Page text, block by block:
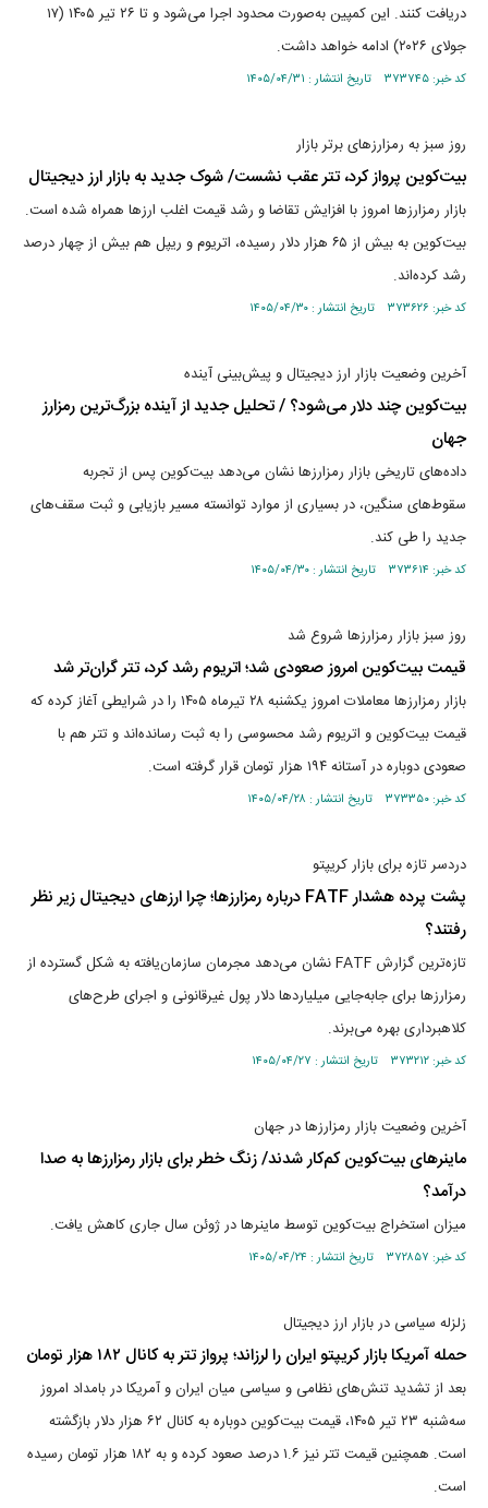
دریافت کنند. این کمپین به‌صورت محدود اجرا می‌شود و تا ۲۶ تیر ۱۴۰۵ (۱۷
جولای ۲۰۲۶) ادامه خواهد داشت.
کد خبر: ۳۷۳۷۴۵ تاریخ انتشار : ۱۴۰۵/۰۴/۳۱
روز سبز به رمزارزهای برتر بازار
بیت‌کوین پرواز کرد، تتر عقب نشست/ شوک جدید به بازار ارز دیجیتال
بازار رمزارزها امروز با افزایش تقاضا و رشد قیمت اغلب ارزها همراه شده است.
بیت‌کوین به بیش از ۶۵ هزار دلار رسیده، اتریوم و ریپل هم بیش از چهار درصد
رشد کرده‌اند.
کد خبر: ۳۷۳۶۲۶ تاریخ انتشار : ۱۴۰۵/۰۴/۳۰
آخرین وضعیت بازار ارز دیجیتال و پیش‌بینی آینده
بیت‌کوین چند دلار می‌شود؟ / تحلیل جدید از آینده بزرگ‌ترین رمزارز
جهان
داده‌های تاریخی بازار رمزارزها نشان می‌دهد بیت‌کوین پس از تجربه
سقوط‌های سنگین، در بسیاری از موارد توانسته مسیر بازیابی و ثبت سقف‌های
جدید را طی کند.
کد خبر: ۳۷۳۶۱۴ تاریخ انتشار : ۱۴۰۵/۰۴/۳۰
روز سبز بازار رمزارزها شروع شد
قیمت بیت‌کوین امروز صعودی شد؛ اتریوم رشد کرد، تتر گران‌تر شد
بازار رمزارز‌ها معاملات امروز یکشنبه ۲۸ تیرماه ۱۴۰۵ را در شرایطی آغاز کرده که
قیمت بیت‌کوین و اتریوم رشد محسوسی را به ثبت رسانده‌اند و تتر هم با
صعودی دوباره در آستانه ۱۹۴ هزار تومان قرار گرفته است.
کد خبر: ۳۷۳۳۵۰ تاریخ انتشار : ۱۴۰۵/۰۴/۲۸
دردسر تازه برای بازار کریپتو
پشت پرده هشدار FATF درباره رمزارزها؛ چرا ارز‌های دیجیتال زیر نظر
رفتند؟
تازه‌ترین گزارش FATF نشان می‌دهد مجرمان سازمان‌یافته به شکل گسترده از
رمزارزها برای جابه‌جایی میلیاردها دلار پول غیرقانونی و اجرای طرح‌های
کلاهبرداری بهره می‌برند.
کد خبر: ۳۷۳۲۱۲ تاریخ انتشار : ۱۴۰۵/۰۴/۲۷
آخرین وضعیت بازار رمزارزها در جهان
ماینرهای بیت‌کوین کم‌کار شدند/ زنگ خطر برای بازار رمزارزها به صدا
درآمد؟
میزان استخراج بیت‌کوین توسط ماینرها در ژوئن سال جاری کاهش یافت.
کد خبر: ۳۷۲۸۵۷ تاریخ انتشار : ۱۴۰۵/۰۴/۲۴
زلزله سیاسی در بازار ارز دیجیتال
حمله آمریکا بازار کریپتو ایران را لرزاند؛ پرواز تتر به کانال ۱۸۲ هزار تومان
بعد از تشدید تنش‌های نظامی و سیاسی میان ایران و آمریکا در بامداد امروز
سه‌شنبه ۲۳ تیر ۱۴۰۵، قیمت بیت‌کوین دوباره به کانال ۶۲ هزار دلار بازگشته
است. همچنین قیمت تتر نیز ۱.۶ درصد صعود کرده و به ۱۸۲ هزار تومان رسیده
است.